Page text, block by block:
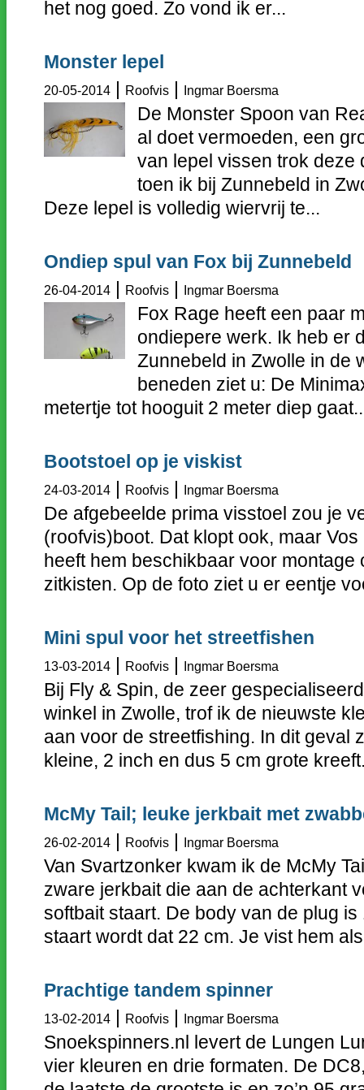
het nog goed. Zo vond ik er...
Monster lepel
20-05-2014 | Roofvis | Ingmar Boersma
De Monster Spoon van
al doet vermoeden, een
van lepel vissen trok deze
toen ik bij Zunnebeld in
Deze lepel is volledig wiervrij te...
Ondiep spul van Fox bij Zunnebeld
26-04-2014 | Roofvis | Ingmar Boersma
Fox Rage heeft een paar
ondiepere werk. Ik heb er
Zunnebeld in Zwolle in de
beneden ziet u: De
metertje tot hooguit 2 meter diep
Bootstoel op je viskist
24-03-2014 | Roofvis | Ingmar Boersma
De afgebeelde prima visstoel zou je
(roofvis)boot. Dat klopt ook, maar
heeft hem beschikbaar voor
zitkisten. Op de foto ziet u er eentje
Mini spul voor het streetfishen
13-03-2014 | Roofvis | Ingmar Boersma
Bij Fly & Spin, de zeer
winkel in Zwolle, trof ik de nieuwste
aan voor de streetfishing. In dit geval
kleine, 2 inch en dus 5 cm grote
McMy Tail; leuke jerkbait met
26-02-2014 | Roofvis | Ingmar Boersma
Van Svartzonker kwam ik de McMy
zware jerkbait die aan de achterkant
softbait staart. De body van de plug
staart wordt dat 22 cm. Je vist hem
Prachtige tandem spinner
13-02-2014 | Roofvis | Ingmar Boersma
Snoekspinners.nl levert de Lungen
vier kleuren en drie formaten. De